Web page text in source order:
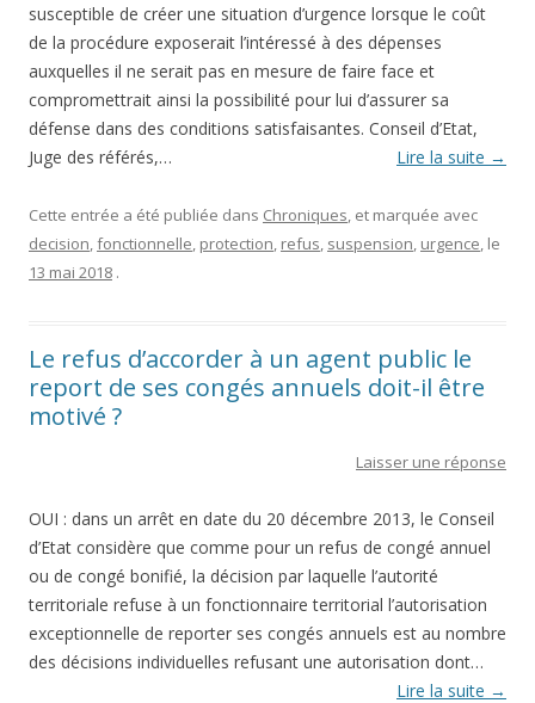
susceptible de créer une situation d’urgence lorsque le coût
de la procédure exposerait l’intéressé à des dépenses
auxquelles il ne serait pas en mesure de faire face et
compromettrait ainsi la possibilité pour lui d’assurer sa
défense dans des conditions satisfaisantes. Conseil d’Etat,
Juge des référés,…
Lire la suite →
Cette entrée a été publiée dans Chroniques , et marquée avec
decision fonctionnelle protection refus suspension urgence , le
13 mai 2018 .
Le refus d’accorder à un agent public le
report de ses congés annuels doit-il être
motivé ?
Laisser une réponse
OUI : dans un arrêt en date du 20 décembre 2013, le Conseil
d’Etat considère que comme pour un refus de congé annuel
ou de congé bonifié, la décision par laquelle l’autorité
territoriale refuse à un fonctionnaire territorial l’autorisation
exceptionnelle de reporter ses congés annuels est au nombre
des décisions individuelles refusant une autorisation dont…
Lire la suite →